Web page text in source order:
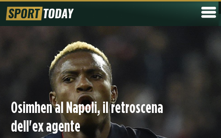
Osimhen al Napoli, il retroscena
dell'ex agente